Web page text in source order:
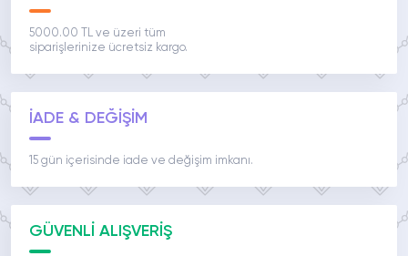
5000.00 TL ve üzeri tüm
siparişlerinize ücretsiz kargo.
İADE & DEĞİŞİM
15 gün içerisinde iade ve değişim imkanı.
GÜVENLİ ALIŞVERİŞ